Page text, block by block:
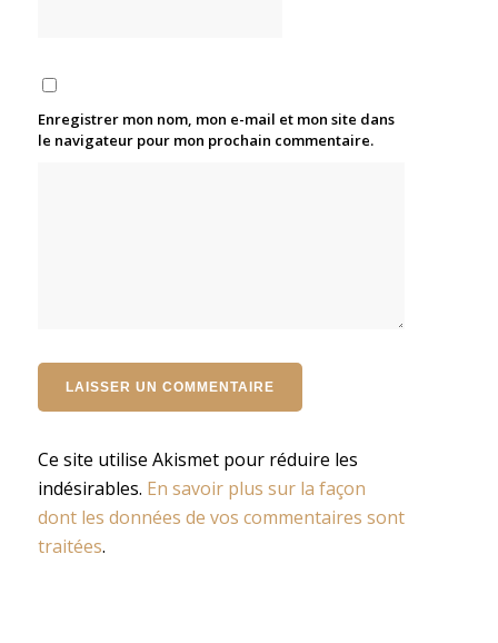
Enregistrer mon nom, mon e-mail et mon site dans
le navigateur pour mon prochain commentaire.
Ce site utilise Akismet pour réduire les
indésirables. En savoir plus sur la façon
dont les données de vos commentaires sont
traitées.